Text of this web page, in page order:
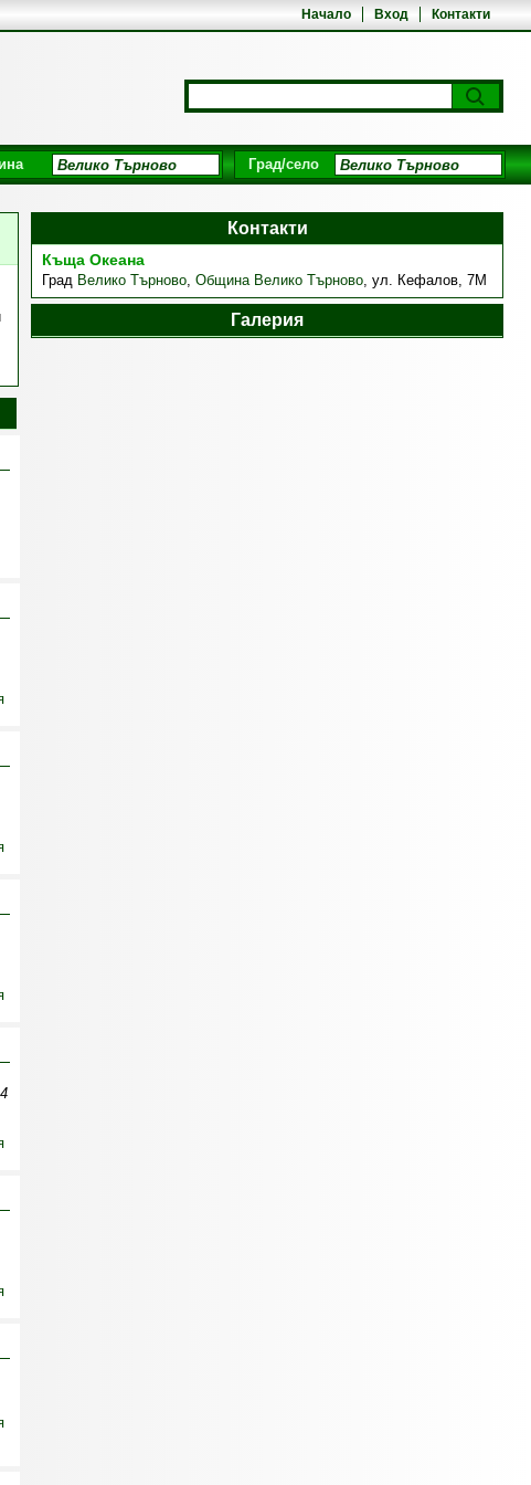
Начало Вход Контакти
Град/село
Контакти
Къща Океана
Град Велико Търново, Община Велико Търново, ул. Кефалов, 7М
Галерия